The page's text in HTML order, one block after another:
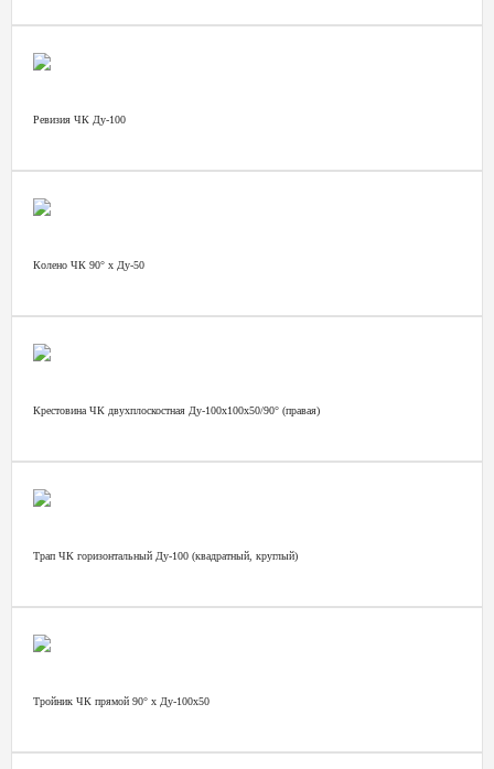
Ревизия ЧК Ду-100
Колено ЧК 90° х Ду-50
Крестовина ЧК двухплоскостная Ду-100х100х50/90° (правая)
Трап ЧК горизонтальный Ду-100 (квадратный, круглый)
Тройник ЧК прямой 90° х Ду-100х50